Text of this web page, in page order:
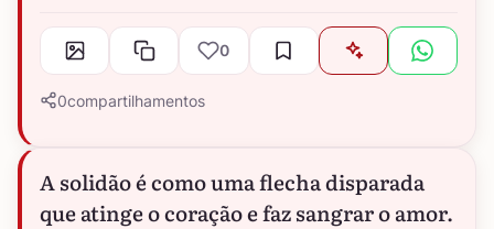
0
0compartilhamentos
A solidão é como uma flecha disparada
que atinge o coração e faz sangrar o amor.